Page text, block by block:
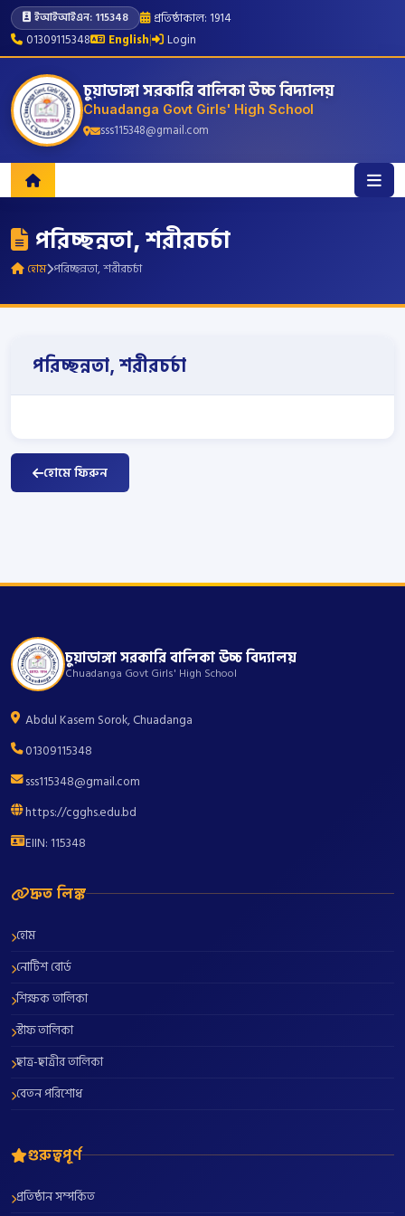
ইআইআইএন: 115348
প্রতিষ্ঠাকাল: 1914
01309115348
English| Login
চুয়াডাঙ্গা সরকারি বালিকা উচ্চ বিদ্যালয়
Chuadanga Govt Girls' High School
sss115348@gmail.com
পরিচ্ছন্নতা, শরীরচর্চা
হোম পরিচ্ছন্নতা, শরীরচর্চা
পরিচ্ছন্নতা, শরীরচর্চা
হোমে ফিরুন
চুয়াডাঙ্গা সরকারি বালিকা উচ্চ বিদ্যালয়
Chuadanga Govt Girls' High School
Abdul Kasem Sorok, Chuadanga
01309115348
sss115348@gmail.com
https://cgghs.edu.bd
EIIN: 115348
দ্রুত লিঙ্ক
হোম
নোটিশ বোর্ড
শিক্ষক তালিকা
স্টাফ তালিকা
ছাত্র-ছাত্রীর তালিকা
বেতন পরিশোধ
গুরুত্বপূর্ণ
প্রতিষ্ঠান সম্পর্কিত